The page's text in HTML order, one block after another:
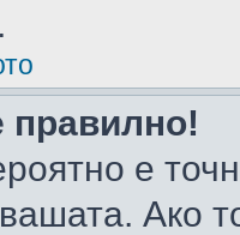
правилно!
е
Ако